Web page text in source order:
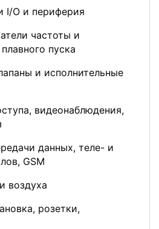
I/O и периферия
частоты и
пуска
и исполнительные
видеонаблюдения,
данных, теле- и
GSM
воздуха
розетки,